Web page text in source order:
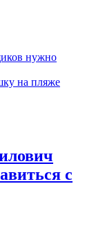
нужно
на пляже
с